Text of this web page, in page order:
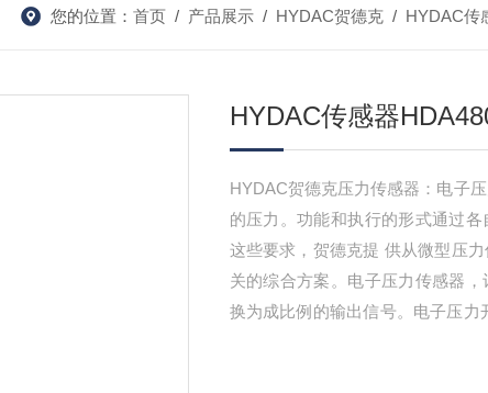
您的位置： 首页/ 产品展示/ HYDAC贺德克/ HYDAC传
HYDAC传感器
HYDAC贺德克压力传感器：电子
的压力。功能和执行的形式通过
这些要求，贺德克提 供从微型压
关的综合方案。电子压力传感器
换为成比例的输出信号。电子压力